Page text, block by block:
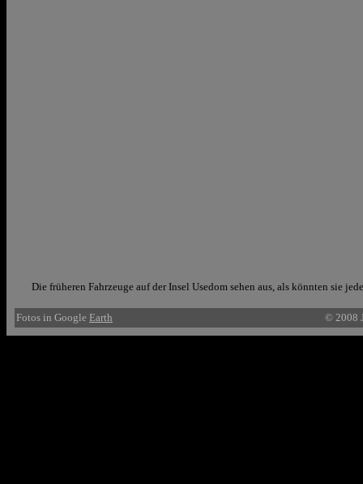
Die früheren Fahrzeuge auf der Insel Usedom sehen aus, als könnten sie
Fotos in Google Earth © 2008